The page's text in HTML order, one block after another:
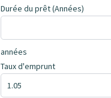
Durée du prêt (Années)
années
Taux d'emprunt